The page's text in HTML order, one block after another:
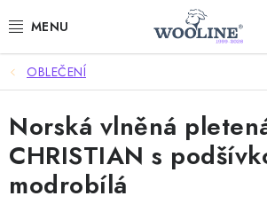
na
AKCE %
DÁRKOVÉ POUKAZY
OBLEČENÍ
OBLEČENÍ
Norská vlněná
CHRISTIAN s
modrobílá